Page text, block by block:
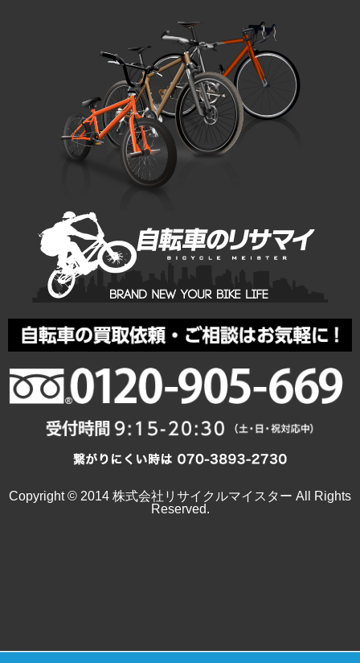
Copyright © 2014 株式会社リサイクルマイスター All Rights
Reserved.